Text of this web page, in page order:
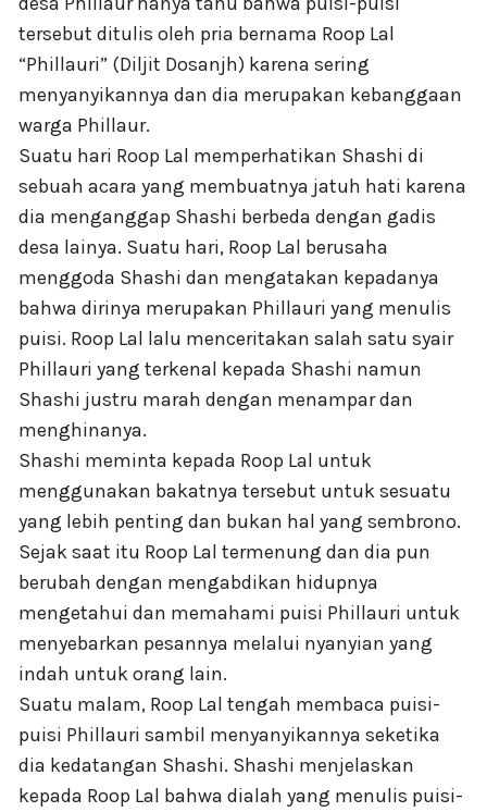
tersebut ditulis oleh pria bernama Roop Lal
“Phillauri” (Diljit Dosanjh) karena sering
menyanyikannya dan dia merupakan kebanggaan
warga Phillaur.
Suatu hari Roop Lal memperhatikan Shashi di
sebuah acara yang membuatnya jatuh hati karena
dia menganggap Shashi berbeda dengan gadis
desa lainya. Suatu hari, Roop Lal berusaha
menggoda Shashi dan mengatakan kepadanya
bahwa dirinya merupakan Phillauri yang menulis
puisi. Roop Lal lalu menceritakan salah satu syair
Phillauri yang terkenal kepada Shashi namun
Shashi justru marah dengan menampar dan
menghinanya.
Shashi meminta kepada Roop Lal untuk
menggunakan bakatnya tersebut untuk sesuatu
yang lebih penting dan bukan hal yang sembrono.
Sejak saat itu Roop Lal termenung dan dia pun
berubah dengan mengabdikan hidupnya
mengetahui dan memahami puisi Phillauri untuk
menyebarkan pesannya melalui nyanyian yang
indah untuk orang lain.
Suatu malam, Roop Lal tengah membaca puisi-
puisi Phillauri sambil menyanyikannya seketika
dia kedatangan Shashi. Shashi menjelaskan
kepada Roop Lal bahwa dialah yang menulis puisi-